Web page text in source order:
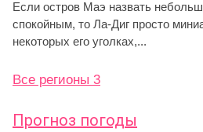
Если остров Маэ назвать
спокойным, то Ла-Диг просто
некоторых его уголках,...
Все регионы 3
Прогноз погоды